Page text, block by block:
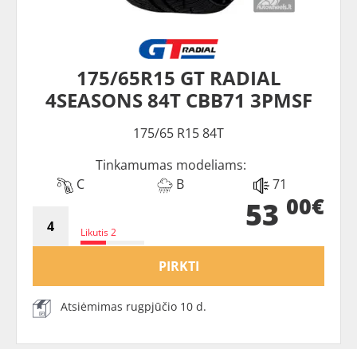
175/65R15 GT RADIAL
4SEASONS 84T CBB71 3PMSF
175/65 R15 84T
Tinkamumas modeliams:
C
B 71
Likutis 2 53 00€
PIRKTI
Atsiėmimas rugpjūčio 10 d.